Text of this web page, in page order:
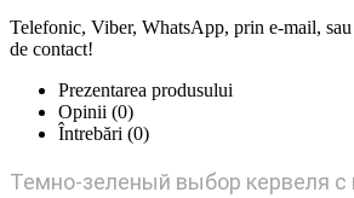
Telefonic, Viber, WhatsApp, prin e-mail,
de contact!
Prezentarea produsului
Opinii (0)
Întrebări (0)
Темно-зеленый выбор кервеля с